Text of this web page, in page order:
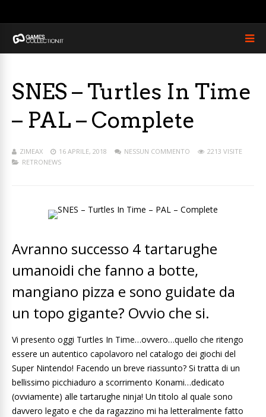
SNES – Turtles In Time
– PAL – Complete
ZIMEAX 16 APRILE, 2018 NESSUN COMMENTO
2213 VISITE
RETRONEWS
Avranno successo 4 tartarughe
umanoidi che fanno a botte,
mangiano pizza e sono guidate da
un topo gigante? Ovvio che si.
Vi presento oggi Turtles In Time…ovvero…quello che ritengo
essere un autentico capolavoro nel catalogo dei giochi del
Super Nintendo! Facendo un breve riassunto? Si tratta di un
bellissimo picchiaduro a scorrimento Konami…dedicato
(ovviamente) alle tartarughe ninja! Un titolo al quale sono
davvero legato e che da ragazzino mi ha letteralmente fatto